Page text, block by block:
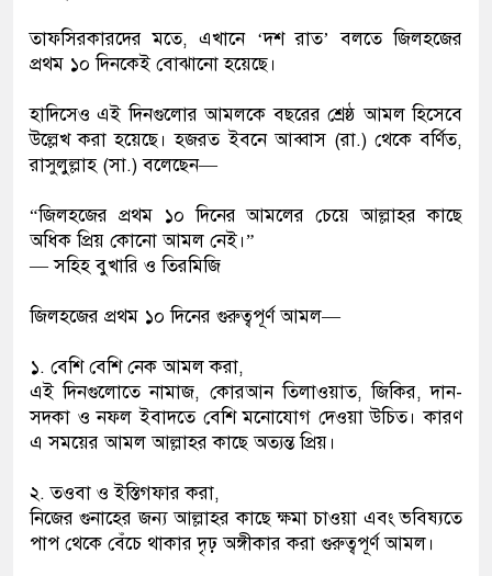
তাফসিরকারদের মতে, এখানে ‘দশ রাত’ বলতে জিলহজের
প্রথম ১০ দিনকেই বোঝানো হয়েছে।
হাদিসেও এই দিনগুলোর আমলকে বছরের শ্রেষ্ঠ আমল হিসেবে
উল্লেখ করা হয়েছে। হজরত ইবনে আব্বাস (রা.) থেকে বর্ণিত,
রাসুলুল্লাহ (সা.) বলেছেন—
“জিলহজের প্রথম ১০ দিনের আমলের চেয়ে আল্লাহর কাছে
অধিক প্রিয় কোনো আমল নেই।”
— সহিহ বুখারি ও তিরমিজি
জিলহজের প্রথম ১০ দিনের গুরুত্বপূর্ণ আমল—
১. বেশি বেশি নেক আমল করা,
এই দিনগুলোতে নামাজ, কোরআন তিলাওয়াত, জিকির, দান-
সদকা ও নফল ইবাদতে বেশি মনোযোগ দেওয়া উচিত। কারণ
এ সময়ের আমল আল্লাহর কাছে অত্যন্ত প্রিয়।
২. তওবা ও ইস্তিগফার করা,
নিজের গুনাহের জন্য আল্লাহর কাছে ক্ষমা চাওয়া এবং ভবিষ্যতে
পাপ থেকে বেঁচে থাকার দৃঢ় অঙ্গীকার করা গুরুত্বপূর্ণ আমল।